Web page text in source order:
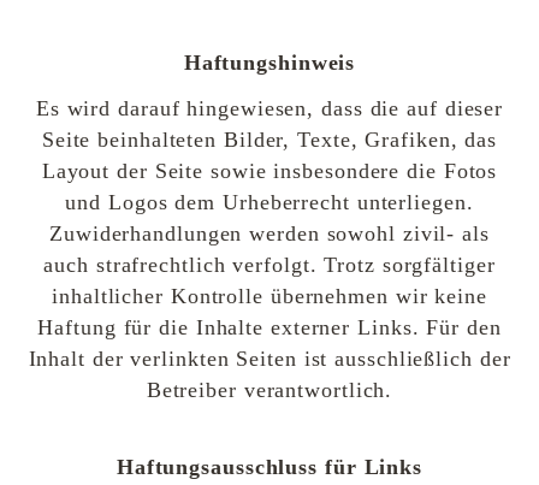
Haftungshinweis
Es wird darauf hingewiesen, dass die auf dieser
Seite beinhalteten Bilder, Texte, Grafiken, das
Layout der Seite sowie insbesondere die Fotos
und Logos dem Urheberrecht unterliegen.
Zuwiderhandlungen werden sowohl zivil- als
auch strafrechtlich verfolgt. Trotz sorgfältiger
inhaltlicher Kontrolle übernehmen wir keine
Haftung für die Inhalte externer Links. Für den
Inhalt der verlinkten Seiten ist ausschließlich der
Betreiber verantwortlich.
Haftungsausschluss für Links